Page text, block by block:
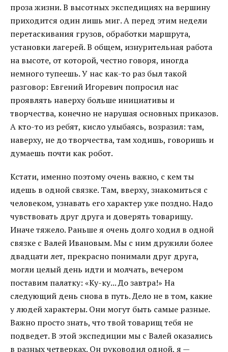
проза жизни. В высотных экспедициях на вершину
приходится один лишь миг. А перед этим недели
перетаскивания грузов, обработки маршрута,
установки лагерей. В общем, изнурительная работа
на высоте, от которой, честно говоря, иногда
немного тупеешь. У нас как-то раз был такой
разговор: Евгений Игоревич попросил нас
проявлять наверху больше инициативы и
творчества, конечно не нарушая основных приказов.
А кто-то из ребят, кисло улыбаясь, возразил: там,
наверху, не до творчества, там ходишь, говоришь и
думаешь почти как робот.
Кстати, именно поэтому очень важно, с кем ты
идешь в одной связке. Там, вверху, знакомиться с
человеком, узнавать его характер уже поздно. Надо
чувствовать друг друга и доверять товарищу.
Иначе тяжело. Раньше я очень долго ходил в одной
связке с Валей Ивановым. Мы с ним дружили более
двадцати лет, прекрасно понимали друг друга,
могли целый день идти и молчать, вечером
поставим палатку: «Ку-ку... До завтра!» На
следующий день снова в путь. Дело не в том, какие
у людей характеры. Они могут быть самые разные.
Важно просто знать, что твой товарищ тебя не
подведет. В этой экспедиции мы с Валей оказались
в разных четверках. Он руководил одной, я —